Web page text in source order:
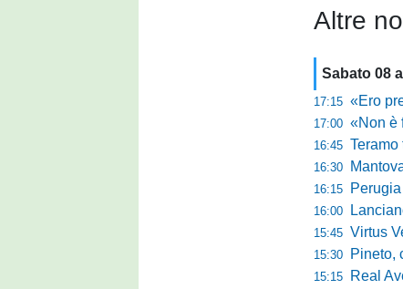
Altre
Sabato 08
17:15 «Ero
17:00 «Non è facile
16:45 Teramo tra
16:30 Mantova,
16:15 Perugia
16:00 Lanciano,
15:45 Virtus
15:30 Pineto,
15:15 Real